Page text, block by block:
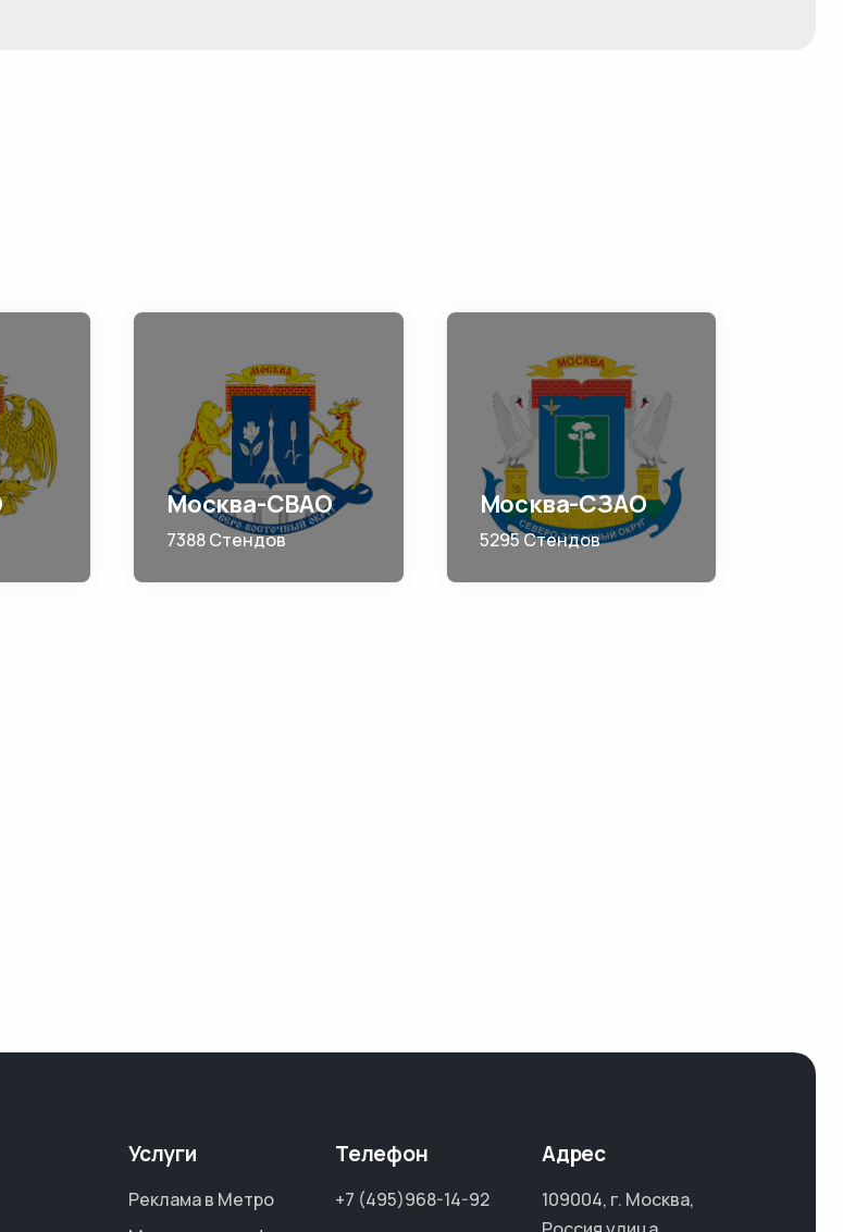
Москва-СВАО
7388 Стендов
Москва-СЗАО
5295 Стендов
Услуги
Реклама в Метро
Телефон
+7 (495)968-14-92
Адрес
109004, г. Москва,